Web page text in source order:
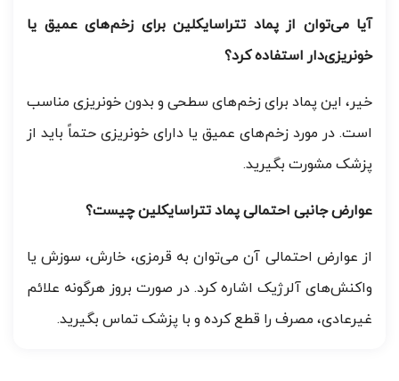
آیا می‌توان از پماد تتراسایکلین برای زخم‌های عمیق یا
خونریزی‌دار استفاده کرد؟
خیر، این پماد برای زخم‌های سطحی و بدون خونریزی مناسب
است. در مورد زخم‌های عمیق یا دارای خونریزی حتماً باید از
پزشک مشورت بگیرید.
عوارض جانبی احتمالی پماد تتراسایکلین چیست؟
از عوارض احتمالی آن می‌توان به قرمزی، خارش، سوزش یا
واکنش‌های آلرژیک اشاره کرد. در صورت بروز هرگونه علائم
غیرعادی، مصرف را قطع کرده و با پزشک تماس بگیرید.